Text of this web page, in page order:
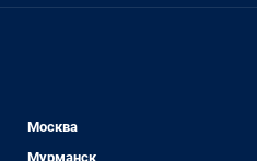
Москва
Мурманск